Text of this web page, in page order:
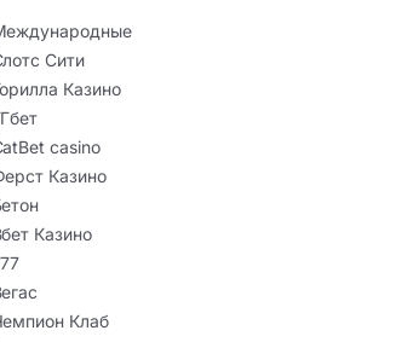
Сити
Казино
casino
Казино
Казино
Клаб